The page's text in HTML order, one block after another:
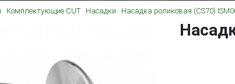
Комплектующие CUT Насадки Насадка роликовая (CS70)